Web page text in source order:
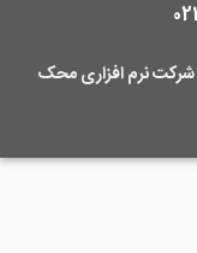
شرکت نرم افزاری محک